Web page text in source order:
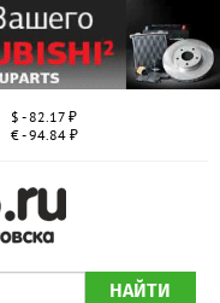
$ - 82.17 ₽
€ - 94.84 ₽
НАЙТИ